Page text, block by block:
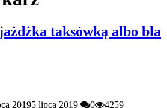
taksówką albo bla
20195 lipca 2019 0 4259